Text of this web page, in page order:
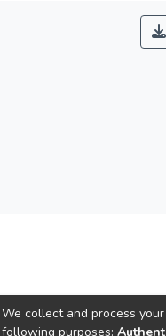
We collect and process
following purposes: